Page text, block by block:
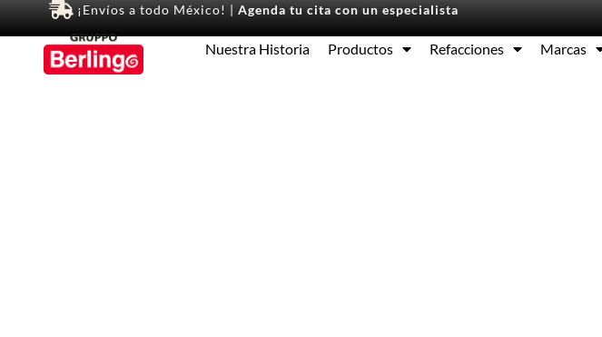
¡Envíos a todo México! | Agenda tu cita con un especialista
Nuestra Historia Productos Refacciones Marcas